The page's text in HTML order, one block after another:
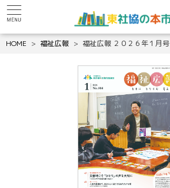
HOME 福祉広報 福祉広報 ２０２６年１月号